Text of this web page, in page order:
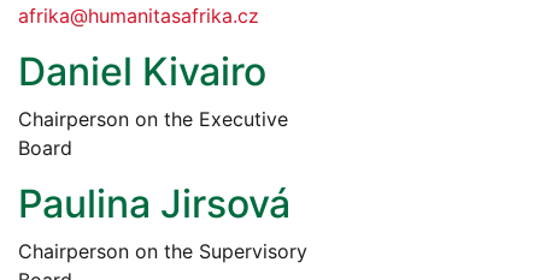
afrika@humanitasafrika.cz
Daniel Kivairo
Chairperson on the Executive
Board
Paulina Jirsová
Chairperson on the Supervisory